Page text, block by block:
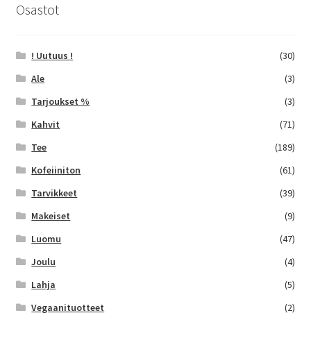
Osastot
! Uutuus !
(30)
Ale
(3)
Tarjoukset %
(3)
Kahvit
(71)
Tee
(189)
Kofeiiniton
(61)
Tarvikkeet
(39)
Makeiset
(9)
Luomu
(47)
Joulu
(4)
Lahja
(5)
Vegaanituotteet
(2)